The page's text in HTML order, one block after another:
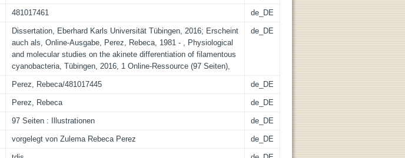
481017461 de_DE
Dissertation, Eberhard Karls Universität Tübingen, 2016; Erscheint
auch als, Online-Ausgabe, Perez, Rebeca, 1981 - , Physiological
and molecular studies on the akinete differentiation of filamentous
cyanobacteria, Tübingen, 2016, 1 Online-Ressource (97 Seiten),
de_DE
Perez, Rebeca/481017445 de_DE
Perez, Rebeca de_DE
97 Seiten : Illustrationen de_DE
vorgelegt von Zulema Rebeca Perez de_DE